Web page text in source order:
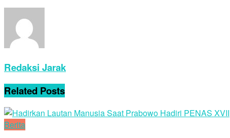
Redaksi Jarak
Related Posts
Berita